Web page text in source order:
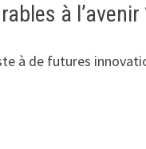
à l’avenir
à de futures